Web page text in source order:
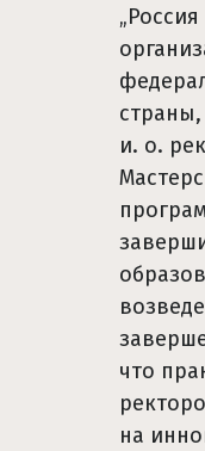
и. о.
что
на